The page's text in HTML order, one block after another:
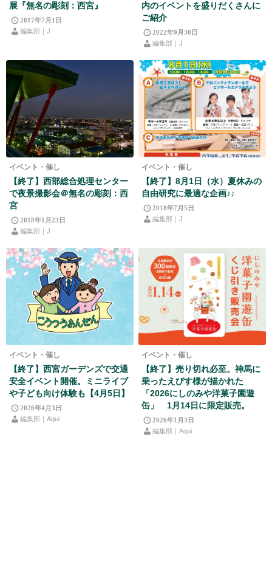
展『無名の彫刻：西宮』
2017年7月1日
編集部｜J
内のイベントを盛りだくさんに
ご紹介
2022年9月30日
編集部｜J
イベント・催し
【終了】西部総合処理センター
で夜景撮影会＠無名の彫刻：西
宮
2018年1月23日
編集部｜J
イベント・催し
【終了】8月1日（水）夏休みの
自由研究に最適な企画♪♪
2018年7月5日
編集部｜J
イベント・催し
【終了】西宮ガーデンズで交通
安全イベント開催。ミニライブ
や子ども向け体験も【4月5日】
2026年4月3日
編集部｜Aqui
イベント・催し
【終了】売り切れ必至。神馬に
乗ったえびす様が描かれた
「2026にしのみや洋菓子園遊
缶」 1月14日に限定販売。
2026年1月3日
編集部｜Aqui